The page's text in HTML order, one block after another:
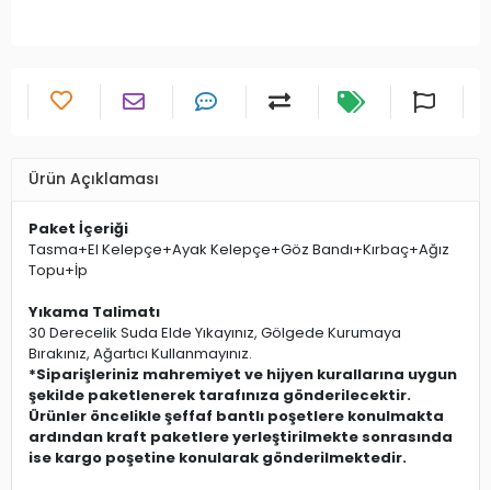
Ürün Açıklaması
Paket İçeriği
Tasma+El Kelepçe+Ayak Kelepçe+Göz Bandı+Kırbaç+Ağız
Topu+İp
Yıkama Talimatı
30 Derecelik Suda Elde Yıkayınız, Gölgede Kurumaya
Bırakınız, Ağartıcı Kullanmayınız.
*Siparişleriniz mahremiyet ve hijyen kurallarına uygun
şekilde paketlenerek tarafınıza gönderilecektir.
Ürünler öncelikle şeffaf bantlı poşetlere konulmakta
ardından kraft paketlere yerleştirilmekte sonrasında
ise kargo poşetine konularak gönderilmektedir.